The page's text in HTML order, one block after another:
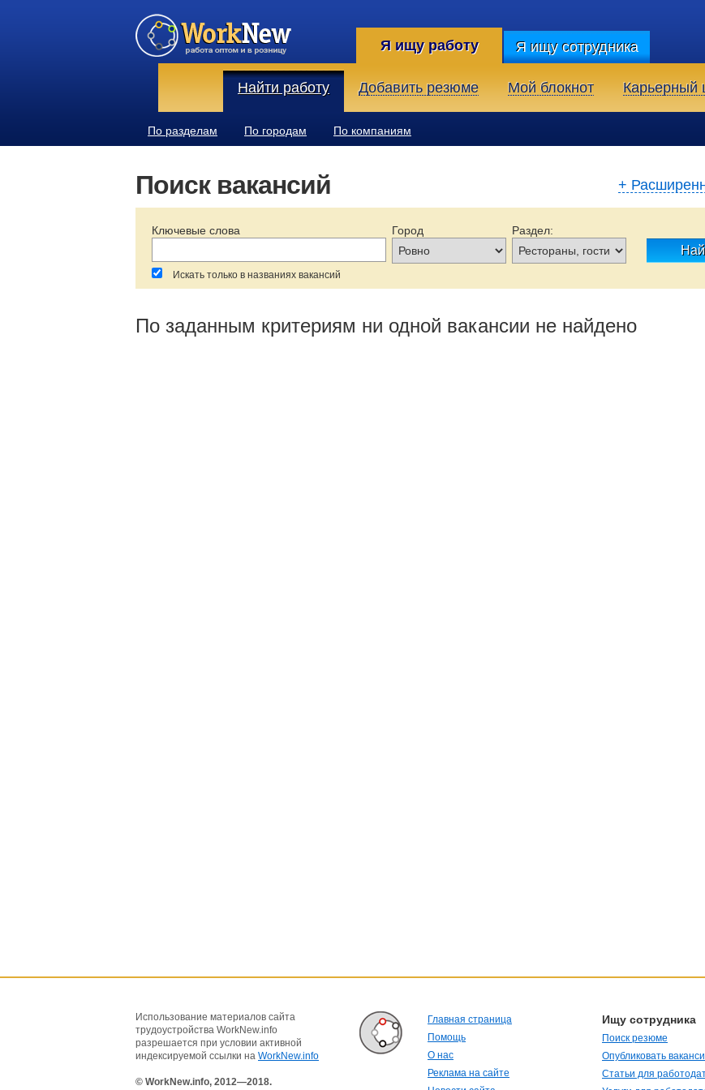
Я ищу работу Я ищу сотрудника
Найти работу Добавить резюме Мой блокнот Карьерный
По разделам По городам По компаниям
+
Поиск вакансий
Ключевые слова Город Раздел:
Искать только в названиях вакансий
По заданным критериям ни одной вакансии не найдено
Использование материалов сайта
трудоустройства WorkNew.info
разрешается при условии активной
индексируемой ссылки на WorkNew.info
© WorkNew.info, 2012—2018.
Главная страница
Помощь
О нас
Реклама на сайте
Ищу сотрудника
Поиск резюме
Опубликовать
Статьи для